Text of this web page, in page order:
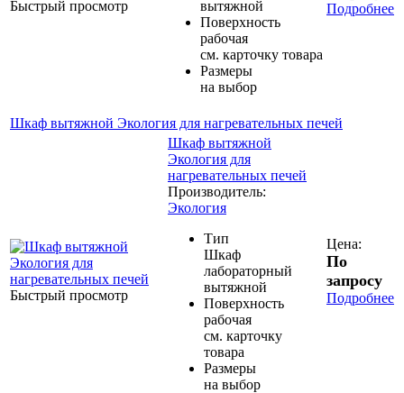
Быстрый просмотр
вытяжной
Поверхность
рабочая
см. карточку товара
Размеры
на выбор
Подробнее
Шкаф вытяжной Экология для нагревательных печей
Быстрый просмотр
Шкаф вытяжной
Экология для
нагревательных печей
Производитель:
Экология
Тип
Шкаф
лабораторный
вытяжной
Поверхность
рабочая
см. карточку
товара
Размеры
на выбор
Цена:
По
запросу
Подробнее